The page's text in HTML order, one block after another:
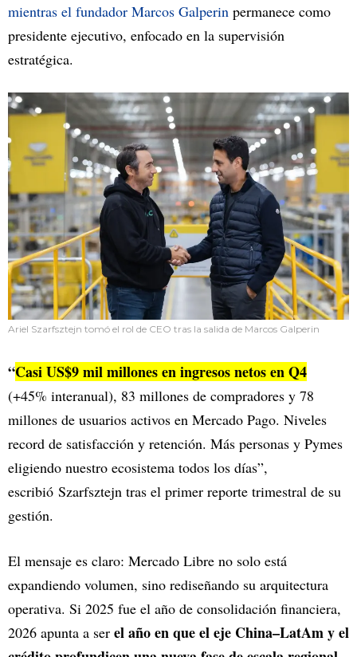
mientras el fundador Marcos Galperin permanece como
presidente ejecutivo, enfocado en la supervisión
estratégica.
Ariel Szarfsztejn tomó el rol de CEO tras la salida de Marcos Galperin
“Casi US$9 mil millones en ingresos netos en Q4
(+45% interanual), 83 millones de compradores y 78
millones de usuarios activos en Mercado Pago. Niveles
record de satisfacción y retención. Más personas y Pymes
eligiendo nuestro ecosistema todos los días”,
escribió Szarfsztejn tras el primer reporte trimestral de su
gestión.
El mensaje es claro: Mercado Libre no solo está
expandiendo volumen, sino rediseñando su arquitectura
operativa. Si 2025 fue el año de consolidación financiera,
2026 apunta a ser el año en que el eje China–LatAm y el